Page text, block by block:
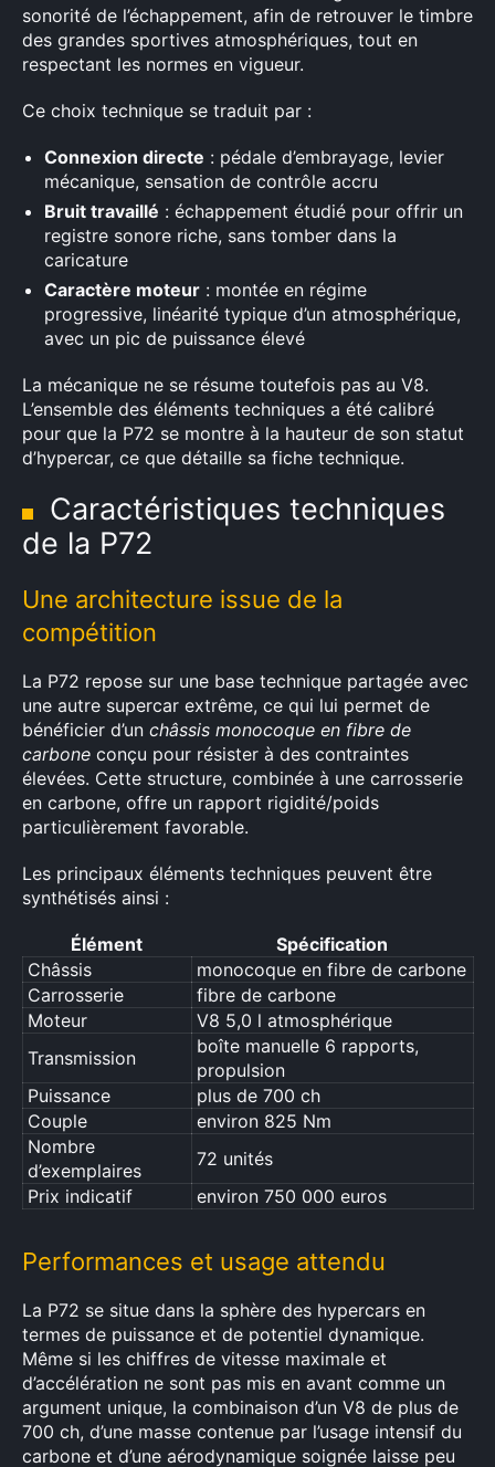
sonorité de l’échappement, afin de retrouver le timbre
des grandes sportives atmosphériques, tout en
respectant les normes en vigueur.
Ce choix technique se traduit par :
Connexion directe : pédale d’embrayage, levier
mécanique, sensation de contrôle accru
Bruit travaillé : échappement étudié pour offrir un
registre sonore riche, sans tomber dans la
caricature
Caractère moteur : montée en régime
progressive, linéarité typique d’un atmosphérique,
avec un pic de puissance élevé
La mécanique ne se résume toutefois pas au V8.
L’ensemble des éléments techniques a été calibré
pour que la P72 se montre à la hauteur de son statut
d’hypercar, ce que détaille sa fiche technique.
Caractéristiques techniques
de la P72
Une architecture issue de la
compétition
La P72 repose sur une base technique partagée avec
une autre supercar extrême, ce qui lui permet de
bénéficier d’un châssis monocoque en fibre de
carbone conçu pour résister à des contraintes
élevées. Cette structure, combinée à une carrosserie
en carbone, offre un rapport rigidité/poids
particulièrement favorable.
Les principaux éléments techniques peuvent être
synthétisés ainsi :
Élément
Spécification
Châssis
monocoque en fibre de carbone
Carrosserie
fibre de carbone
Moteur
V8 5,0 l atmosphérique
Transmission
boîte manuelle 6 rapports,
propulsion
Puissance
plus de 700 ch
Couple
environ 825 Nm
Nombre
d’exemplaires
72 unités
Prix indicatif
environ 750 000 euros
Performances et usage attendu
La P72 se situe dans la sphère des hypercars en
termes de puissance et de potentiel dynamique.
Même si les chiffres de vitesse maximale et
d’accélération ne sont pas mis en avant comme un
argument unique, la combinaison d’un V8 de plus de
700 ch, d’une masse contenue par l’usage intensif du
carbone et d’une aérodynamique soignée laisse peu
×